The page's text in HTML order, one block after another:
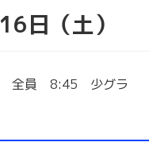
16日（土）
全員 8:45 少グラ